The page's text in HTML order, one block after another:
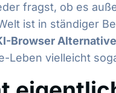
fragst, ob es
ist in ständiger
Browser
Leben vielleicht